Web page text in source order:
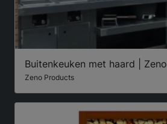
Buitenkeuken met haard | Zeno
Zeno Products